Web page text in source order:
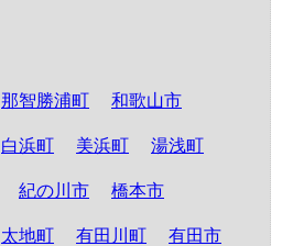
那智勝浦町 和歌山市
白浜町 美浜町 湯浅町
紀の川市 橋本市
太地町 有田川町 有田市